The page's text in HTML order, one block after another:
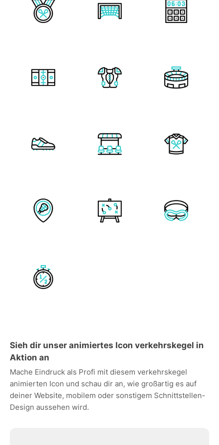
Sieh dir unser animiertes Icon verkehrskegel in
Aktion an
Mache Eindruck als Profi mit diesem verkehrskegel
animierten Icon und schau dir an, wie großartig es auf
deiner Website, mobilem oder sonstigem Schnittstellen-
Design aussehen wird.